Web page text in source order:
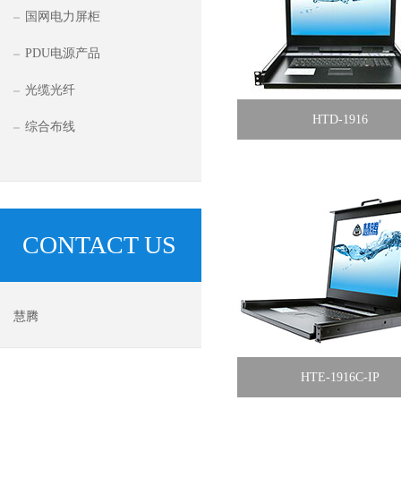
国网电力屏柜
PDU电源产品
光缆光纤
综合布线
CONTACT US
慧腾
HTD-1916
HTE-1916C-IP